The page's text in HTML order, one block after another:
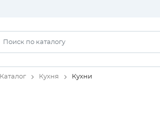
Каталог Кухня Кухни